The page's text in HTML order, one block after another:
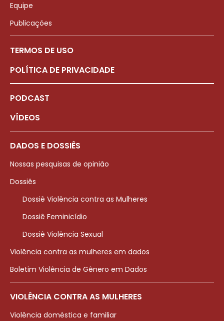
Equipe
Publicações
TERMOS DE USO
POLÍTICA DE PRIVACIDADE
PODCAST
VÍDEOS
DADOS E DOSSIÊS
Nossas pesquisas de opinião
Dossiês
Dossiê Violência contra as Mulheres
Dossiê Feminicídio
Dossiê Violência Sexual
Violência contra as mulheres em dados
Boletim Violência de Gênero em Dados
VIOLÊNCIA CONTRA AS MULHERES
Violência doméstica e familiar